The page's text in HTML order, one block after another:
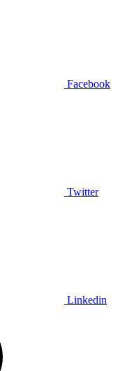
Facebook
Twitter
Linkedin